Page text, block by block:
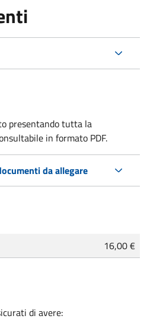
presentando tutta la
in formato PDF.
da allegare
16,00 €
di avere: